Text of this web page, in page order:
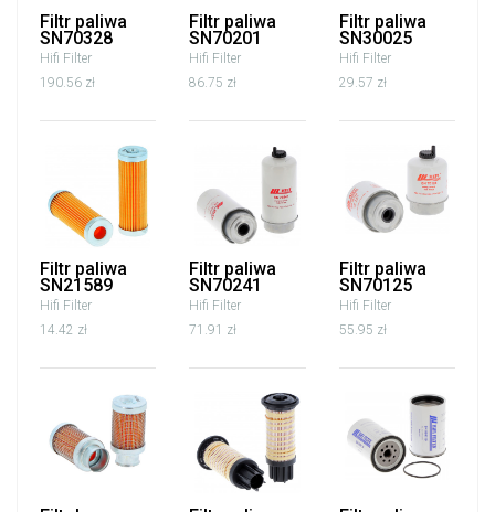
Filtr paliwa
SN70328
Hifi Filter
190.56 zł
Filtr paliwa
SN70201
Hifi Filter
86.75 zł
Filtr paliwa
SN30025
Hifi Filter
29.57 zł
Filtr paliwa
SN21589
Hifi Filter
14.42 zł
Filtr paliwa
SN70241
Hifi Filter
71.91 zł
Filtr paliwa
SN70125
Hifi Filter
55.95 zł